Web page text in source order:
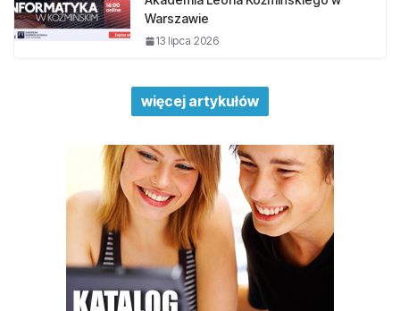
Warszawie
13 lipca 2026
więcej artykułów